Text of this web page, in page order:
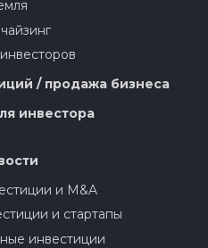
/ продажа бизнеса
инвестора
и M&A
и стартапы
инвестиции